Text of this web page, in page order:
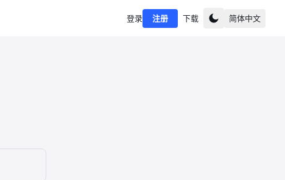
登录 注册 下载 简体中文